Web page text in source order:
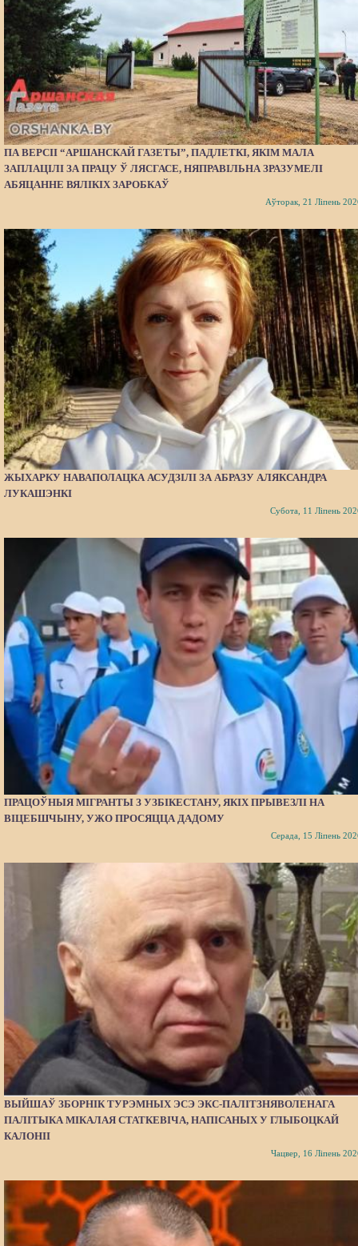
ПА ВЕРСІІ “АРШАНСКАЙ ГАЗЕТЫ”, ПАДЛЕТКІ, ЯКІМ МАЛА
ЗАПЛАЦІЛІ ЗА ПРАЦУ Ў ЛЯСГАСЕ, НЯПРАВІЛЬНА ЗРАЗУМЕЛІ
АБЯЦАННЕ ВЯЛІКІХ ЗАРОБКАЎ
Аўторак, 21 Ліпень
ЖЫХАРКУ НАВАПОЛАЦКА АСУДЗІЛІ ЗА АБРАЗУ АЛЯКСАНДРА
ЛУКАШЭНКІ
Субота, 11 Ліпень
ПРАЦОЎНЫЯ МІГРАНТЫ З УЗБІКЕСТАНУ, ЯКІХ ПРЫВЕЗЛІ НА
ВІЦЕБШЧЫНУ, УЖО ПРОСЯЦЦА ДАДОМУ
Серада, 15 Ліпень
ВЫЙШАЎ ЗБОРНІК ТУРЭМНЫХ ЭСЭ ЭКС-ПАЛІТЗНЯВОЛЕНАГА
ПАЛІТЫКА МІКАЛАЯ СТАТКЕВІЧА, НАПІСАНЫХ У ГЛЫБОЦКАЙ
КАЛОНІІ
Чацвер, 16 Ліпень